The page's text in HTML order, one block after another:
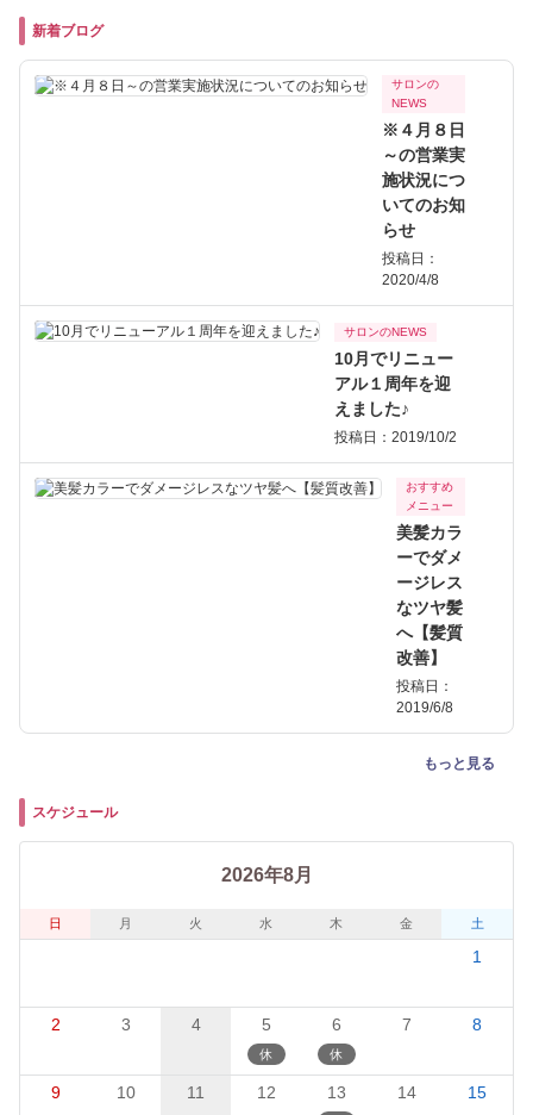
新着ブログ
サロンの
NEWS
※４月８日
～の営業実
施状況につ
いてのお知
らせ
投稿日：
2020/4/8
サロンのNEWS
10月でリニュー
アル１周年を迎
えました♪
投稿日：2019/10/2
おすすめ
メニュー
美髪カラ
ーでダメ
ージレス
なツヤ髪
へ【髪質
改善】
投稿日：
2019/6/8
もっと見る
スケジュール
2026年8月
日 月 火 水 木 金 土
1
2 3 4 5 6 7 8
9 10 11 12 13 14 15